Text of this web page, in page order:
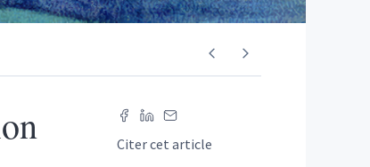
Citer cet article